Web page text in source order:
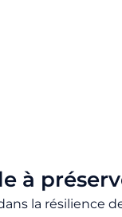
à
la résilience